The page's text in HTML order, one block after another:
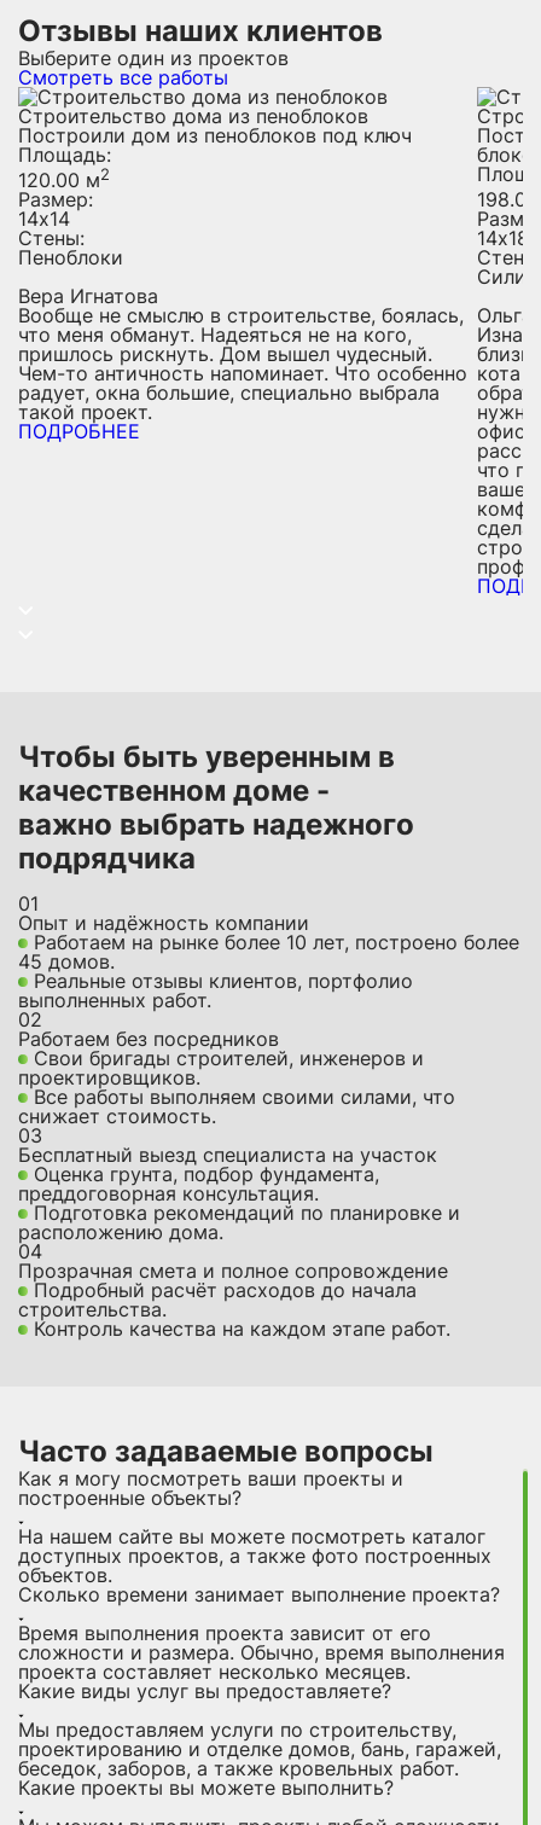
Отзывы наших клиентов
Выберите один из проектов
Смотреть все работы
Строительство дома из пеноблоков
Построили дом из пеноблоков под ключ
Площадь:
120.00 м2
Размер:
14х14
Стены:
Пеноблоки
Вера Игнатова
Вообще не смыслю в строительстве, боялась,
что меня обманут. Надеяться не на кого,
пришлось рискнуть. Дом вышел чудесный.
Чем-то античность напоминает. Что особенно
радует, окна большие, специально выбрала
такой проект.
ПОДРОБНЕЕ
14х18
Ольга
кота
офис,
что
Чтобы быть уверенным в
качественном доме -
важно выбрать надежного
подрядчика
01
Опыт и надёжность компании
Работаем на рынке более 10 лет, построено более
45 домов.
Реальные отзывы клиентов, портфолио
выполненных работ.
02
Работаем без посредников
Свои бригады строителей, инженеров и
проектировщиков.
Все работы выполняем своими силами, что
снижает стоимость.
03
Бесплатный выезд специалиста на участок
Оценка грунта, подбор фундамента,
преддоговорная консультация.
Подготовка рекомендаций по планировке и
расположению дома.
04
Прозрачная смета и полное сопровождение
Подробный расчёт расходов до начала
строительства.
Контроль качества на каждом этапе работ.
Часто задаваемые вопросы
Как я могу посмотреть ваши проекты и
построенные объекты?
На нашем сайте вы можете посмотреть каталог
доступных проектов, а также фото построенных
объектов.
Сколько времени занимает выполнение проекта?
Время выполнения проекта зависит от его
сложности и размера. Обычно, время выполнения
проекта составляет несколько месяцев.
Какие виды услуг вы предоставляете?
Мы предоставляем услуги по строительству,
проектированию и отделке домов, бань, гаражей,
беседок, заборов, а также кровельных работ.
Какие проекты вы можете выполнить?